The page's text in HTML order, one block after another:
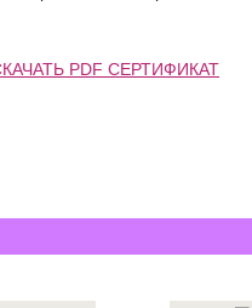
PDF СЕРТИФИКАТ